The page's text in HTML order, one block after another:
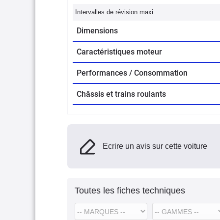
Intervalles de révision maxi
Dimensions
Caractéristiques moteur
Performances / Consommation
Châssis et trains roulants
Ecrire un avis sur cette voiture
Toutes les fiches techniques